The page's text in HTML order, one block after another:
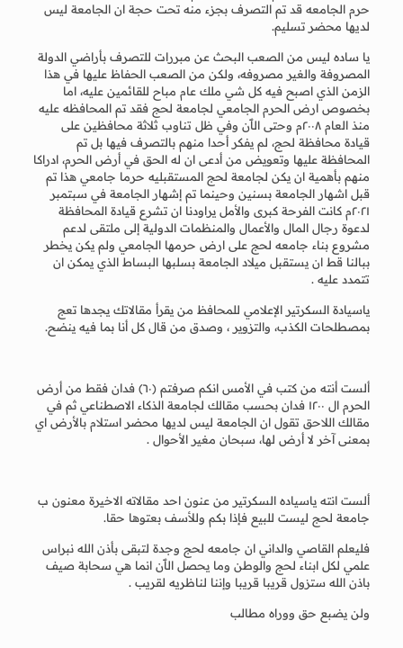
حرم الجامعه قد تم التصرف بجزء منه تحت حجة ان الجامعة ليس
لديها محضر تسليم.
يا ساده ليس من الصعب البحث عن مبررات للتصرف بأراضي الدولة
المصروفة والغير مصروفه، ولكن من الصعب الحفاظ عليها في هذا
الزمن الذي اصبح فيه كل شي ملك عام مباح للقائمين عليه، اما
بخصوص ارض الحرم الجامعي لجامعة لحج فقد تم المحافظه عليه
منذ العام ٢٠٠٨م وحتى الٱن وفي ظل تناوب ثلاثة محافظين على
قيادة محافظة لحج، لم يفكر أحدا منهم بالتصرف فيها بل تم
المحافظة عليها وتعويض من أدعى ان له الحق في أرض الحرم، ادراكا
منهم بأهمية ان يكن لجامعة لحج المستقبليه حرما جامعي هذا تم
قبل اشهار الجامعة بسنين وحينما تم إشهار الجامعة في سبتمبر
٢٠٢١م كانت الفرحة كبرى والأمل يراودنا ان تشرع قيادة المحافظة
لدعوة رجال المال والأعمال والمنظمات الدولية إلى ملتقى لدعم
مشروع بناء جامعه لحج على ارض حرمها الجامعي ولم يكن يخطر
ببالنا قط ان يستقبل ميلاد الجامعة بسلبها البساط الذي يمكن ان
تتمدد عليه .
ياسيادة السكرتير الإعلامي للمحافظ من يقرأ مقالاتك يجدها تعج
بمصطلحات الكذب، والتزوير ، وصدق من قال كل أنا بما فيه ينضح.
ألست أنته من كتب في الأمس انكم صرفتم (٦٠) فدان فقط من أرض
الحرم ال ١٢٠٠ فدان بحسب مقالك لجامعة الذكاء الاصطناعي ثم في
مقالك اللاحق تقول ان الجامعة ليس لديها محضر استلام بالأرض اي
بمعنى آخر لا أرض لها، سبحان مغير الأحوال .
ألست انته ياسياده السكرتير من عنون احد مقالاته الاخيرة معنون ب
جامعة لحج ليست للبيع فإذا بكم وللأسف بعتوها حقا.
فليعلم القاصي والداني ان جامعه لحج وجدة لتبقى بأذن الله نبراس
علمي لكل ابناء لحج والوطن وما يحصل الٱن انما هي سحابة صيف
باذن الله ستزول قريبا قريبا وإننا لناظريه لقريب .
ولن يضبع حق ووراه مطالب